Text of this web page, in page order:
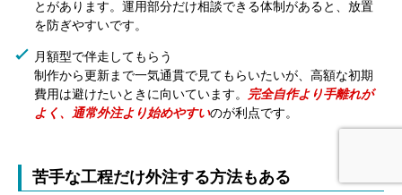
とがあります。運用部分だけ相談できる体制があると、放置
を防ぎやすいです。
月額型で伴走してもらう
制作から更新まで一気通貫で見てもらいたいが、高額な初期
費用は避けたいときに向いています。
完全自作より手離れが
よく、通常外注より始めやすいのが利点です。
苦手な工程だけ外注する方法もある

資料ダウンロード

電話 お問い合わせ